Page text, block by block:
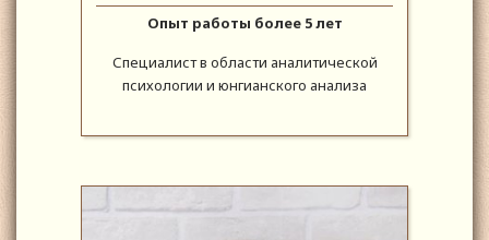
Опыт работы более 5 лет
Специалист в области аналитической
психологии и юнгианского анализа